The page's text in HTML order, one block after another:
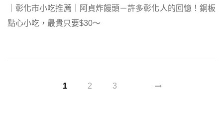
｜彰化市小吃推薦｜阿貞炸饅頭－許多彰化人的回憶！銅板
點心小吃，最貴只要$30～
1 2 3